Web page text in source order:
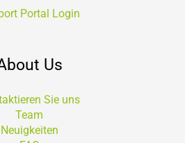
Portal Login
Us
Sie uns
Team
Neuigkeiten